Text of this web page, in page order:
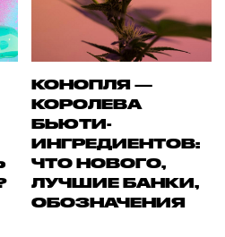
КОНОПЛЯ —
КОРОЛЕВА
БЬЮТИ-
ИНГРЕДИЕНТОВ:
ЧТО НОВОГО,
ЛУЧШИЕ БАНКИ,
ОБОЗНАЧЕНИЯ